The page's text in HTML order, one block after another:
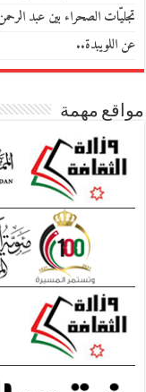
تجليّات الصحراء بين عبد
عن اللويبدة..
مواقع مهمة